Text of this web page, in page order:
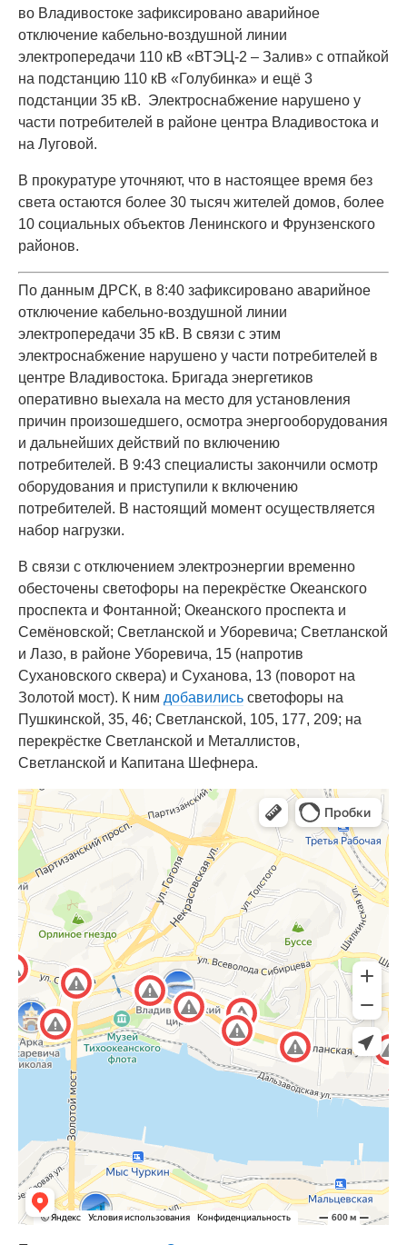
во Владивостоке зафиксировано аварийное
отключение кабельно-воздушной линии
электропередачи 110 кВ «ВТЭЦ-2 – Залив» с отпайкой
на подстанцию 110 кВ «Голубинка» и ещё 3
подстанции 35 кВ. Электроснабжение нарушено у
части потребителей в районе центра Владивостока и
на Луговой.
В прокуратуре уточняют, что в настоящее время без
света остаются более 30 тысяч жителей домов, более
10 социальных объектов Ленинского и Фрунзенского
районов.
По данным ДРСК, в 8:40 зафиксировано аварийное
отключение кабельно-воздушной линии
электропередачи 35 кВ. В связи с этим
электроснабжение нарушено у части потребителей в
центре Владивостока. Бригада энергетиков
оперативно выехала на место для установления
причин произошедшего, осмотра энергооборудования
и дальнейших действий по включению
потребителей. В 9:43 специалисты закончили осмотр
оборудования и приступили к включению
потребителей. В настоящий момент осуществляется
набор нагрузки.
В связи с отключением электроэнергии временно
обесточены светофоры на перекрёстке Океанского
проспекта и Фонтанной; Океанского проспекта и
Семёновской; Светланской и Уборевича; Светланской
и Лазо, в районе Уборевича, 15 (напротив
Сухановского сквера) и Суханова, 13 (поворот на
Золотой мост). К ним добавились светофоры на
Пушкинской, 35, 46; Светланской, 105, 177, 209; на
перекрёстке Светланской и Металлистов,
Светланской и Капитана Шефнера.